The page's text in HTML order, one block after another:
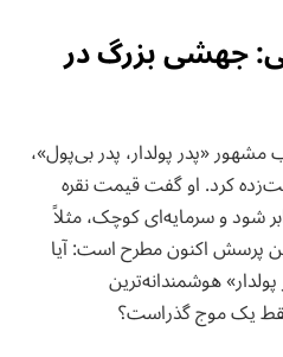
جهشی بزرگ در
«پدر پولدار، پدر بی‌پول»،
کرد. او گفت قیمت نقره
شود و سرمایه‌ای کوچک، مثلاً
دلار برسد. این پرسش اکنون مطرح است: آیا
هوشمندانه‌ترین
یک موج گذراست؟